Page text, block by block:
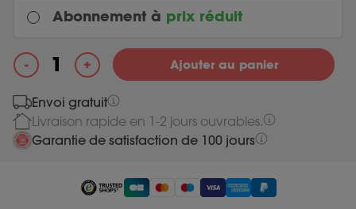
Abonnement à prix réduit
Every month
25.95
Original price was: 25.95.
24.65 Current price is: 24.65.
Most chosen
Every 3 months
Envoi gratuit
Livraison rapide en 1-2 jours ouvrables.
Garantie de satisfaction de 100 jours
-
quantité de Cozidase
+ Ajouter au panier